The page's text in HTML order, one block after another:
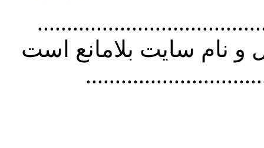
استفاده از
نام سايت بلامانع است